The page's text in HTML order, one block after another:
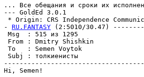
... Все обещания и сроки их
--- GoldEd 3.0.1
* Origin: CRS Independence
- RU.FANTASY (2:5010/30.47)
Msg  : 515 из
From : Dmitry Shishkin
To   : Semen Voytok
Subj :
Hi, Semen!